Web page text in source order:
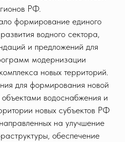
РФ.
формирование единого
водного сектора,
и предложений для
модернизации
новых территорий.
для формирования новой
водоснабжения и
новых субъектов РФ
на улучшение
обеспечение